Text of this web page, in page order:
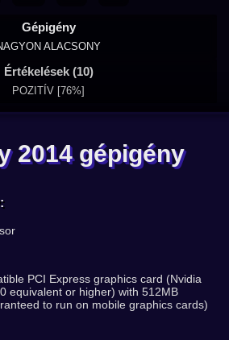
Gépigény
ALACSONY
Értékelések (10)
POZITÍV [76%]
2014 gépigény
PCI Express graphics card (Nvidia
equivalent or higher) with 512MB
to run on mobile graphics cards)